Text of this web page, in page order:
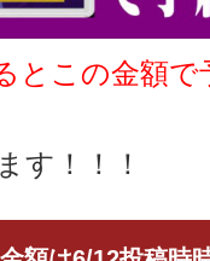
とこの金額
す！！！